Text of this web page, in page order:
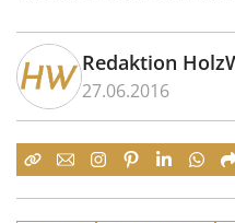
Redaktion
27.06.2016